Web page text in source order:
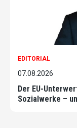
EDITORIAL
07.08.2026
Der EU-
Sozialwerke –